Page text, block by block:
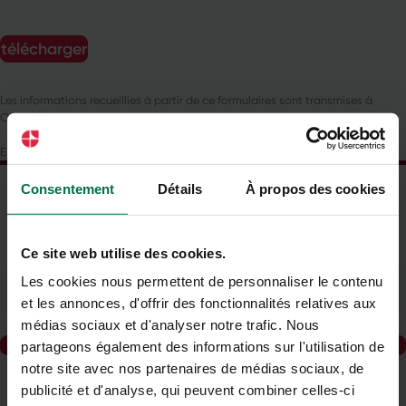
Consentement Détails À propos des cookies
Ce site web utilise des cookies.
Les cookies nous permettent de personnaliser le contenu
et les annonces, d'offrir des fonctionnalités relatives aux
médias sociaux et d'analyser notre trafic. Nous
partageons également des informations sur l'utilisation de
notre site avec nos partenaires de médias sociaux, de
publicité et d'analyse, qui peuvent combiner celles-ci
Les informations recueillies à partir de ce formulaires sont transmises à
Opéra Énergie et ses partenaires pour gérer votre demande.
En savoir plus la gestion de vos données et vos droits.
Newsletter
Inscrivez-vous pour recevoir notre newsletter
Saisissez votre e-mail
s'inscrire